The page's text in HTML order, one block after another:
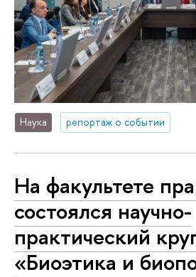
Наука репортаж о событии
На факультете
состоялся научно-
практический
«Биоэтика и